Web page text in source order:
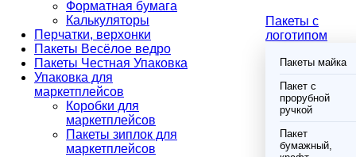
Форматная бумага
Калькуляторы
Перчатки, верхонки
Пакеты Весёлое ведро
Пакеты Честная Упаковка
Упаковка для
маркетплейсов
Коробки для
маркетплейсов
Пакеты зиплок для
маркетплейсов
Пакеты с
логотипом
Пакеты майка
Пакет с
прорубной
ручкой
Пакет
бумажный,